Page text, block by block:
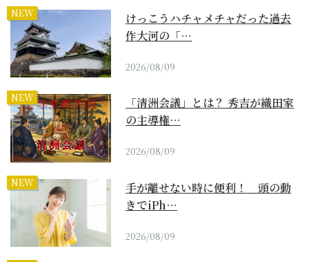
NEW
けっこうハチャメチャだった過去
作大河の「…
2026/08/09
NEW
「清洲会議」とは？ 秀吉が織田家
の主導権…
2026/08/09
NEW
手が離せない時に便利！ 頭の動
きでiPh…
2026/08/09